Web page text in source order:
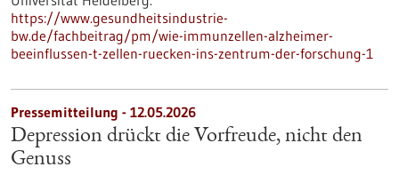
https://www.gesundheitsindustrie-
bw.de/fachbeitrag/pm/wie-immunzellen-alzheimer-
beeinflussen-t-zellen-ruecken-ins-zentrum-der-forschung-1
Pressemitteilung - 12.05.2026
Depression drückt die Vorfreude, nicht den
Genuss